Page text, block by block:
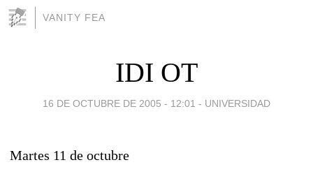
VANITY FEA
IDI OT
16 DE OCTUBRE DE 2005 - 12:01 - UNIVERSIDAD
Martes 11 de octubre